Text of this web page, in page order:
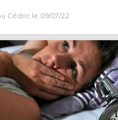
Cédric le 09/07/22